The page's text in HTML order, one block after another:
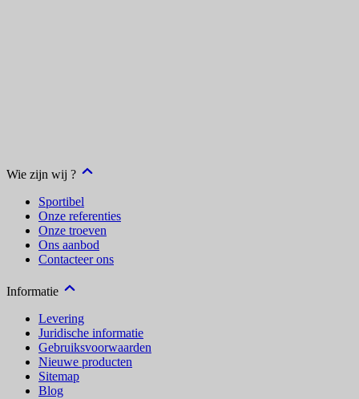
Wie zijn wij ?
Sportibel
Onze referenties
Onze troeven
Ons aanbod
Contacteer ons
Informatie
Levering
Juridische informatie
Gebruiksvoorwaarden
Nieuwe producten
Sitemap
Blog